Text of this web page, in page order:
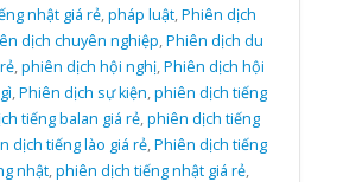
nhật giá rẻ,pháp luật,Phiên dịch
dịch chuyên nghiệp,Phiên dịch du
,phiên dịch hội nghị,Phiên dịch hội
,Phiên dịch sự kiện,phiên dịch tiếng
tiếng balan giá rẻ,phiên dịch tiếng
dịch tiếng lào giá rẻ,Phiên dịch tiếng
nhật,phiên dịch tiếng nhật giá rẻ,